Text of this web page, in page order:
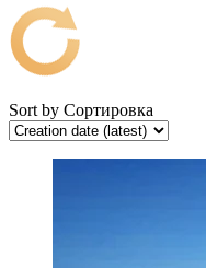
Sort by Сортировка